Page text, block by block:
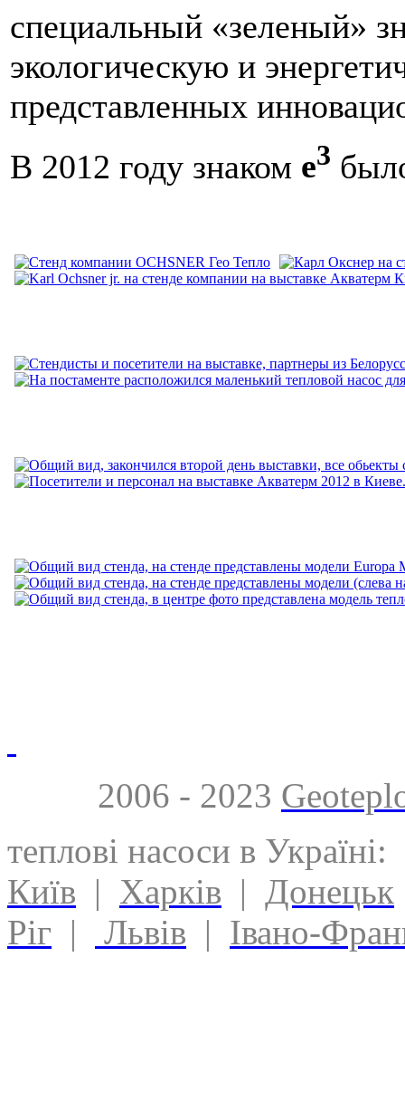
специальный «зеленый»
экологическую и
представленных
В 2012 году знаком e3
2006 - 2023
теплові насоси в Україні:
Київ | Харків | Донецьк
Ріг | Львів | Івано-